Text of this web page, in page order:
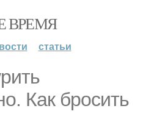
ВРЕМЯ
статьи
Как бросить